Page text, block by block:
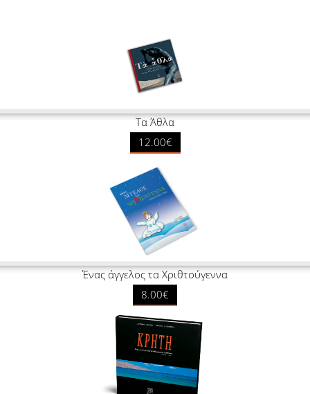
Τα Άθλα
12.00€
Ένας άγγελος τα Χριθτούγεννα
8.00€